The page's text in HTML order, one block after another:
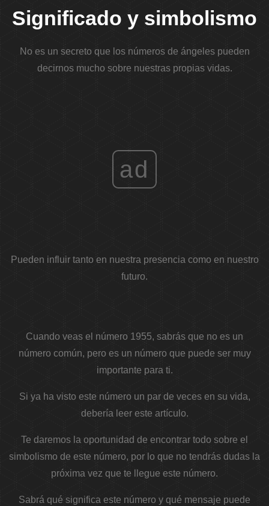
Significado y simbolismo
No es un secreto que los números de ángeles pueden
decirnos mucho sobre nuestras propias vidas.
ad
Pueden influir tanto en nuestra presencia como en nuestro
futuro.
Cuando veas el número 1955, sabrás que no es un
número común, pero es un número que puede ser muy
importante para ti.
Si ya ha visto este número un par de veces en su vida,
debería leer este artículo.
Te daremos la oportunidad de encontrar todo sobre el
simbolismo de este número, por lo que no tendrás dudas la
próxima vez que te llegue este número.
Sabrá qué significa este número y qué mensaje puede